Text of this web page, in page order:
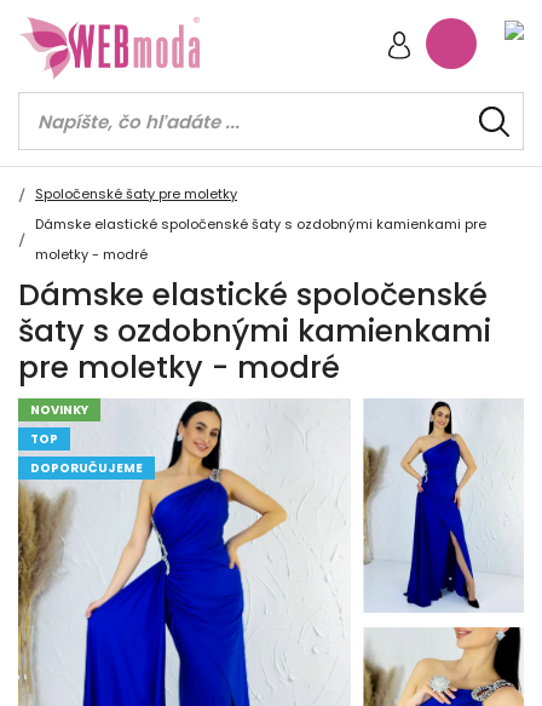
Spoločenské šaty pre moletky
Dámske elastické spoločenské šaty s ozdobnými kamienkami pre
moletky - modré
Dámske elastické spoločenské
šaty s ozdobnými kamienkami
pre moletky - modré
NOVINKY
TOP
DOPORUČUJEME